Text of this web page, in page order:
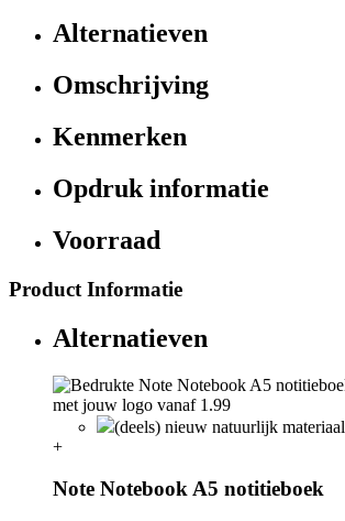
Alternatieven
Omschrijving
Kenmerken
Opdruk informatie
Voorraad
Product Informatie
Alternatieven
(deels) nieuw natuurlijk materiaal
+
Note Notebook A5 notitieboek